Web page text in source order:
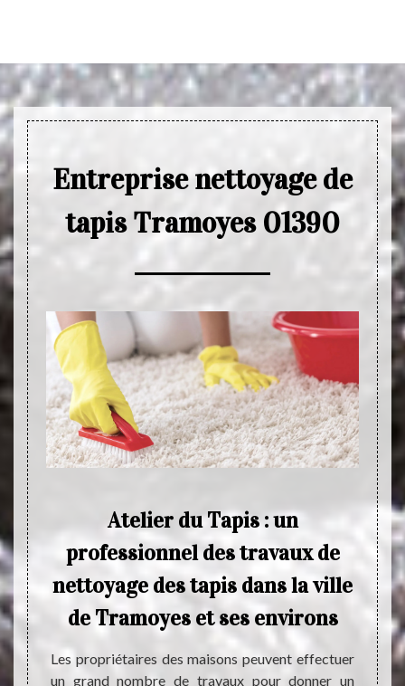
Entreprise nettoyage de
tapis Tramoyes 01390
à
en
va
est
Atelier du Tapis : un
professionnel des travaux de
nettoyage des tapis dans la ville
de Tramoyes et ses environs
Les propriétaires des maisons peuvent effectuer
un grand nombre de travaux pour donner un
La